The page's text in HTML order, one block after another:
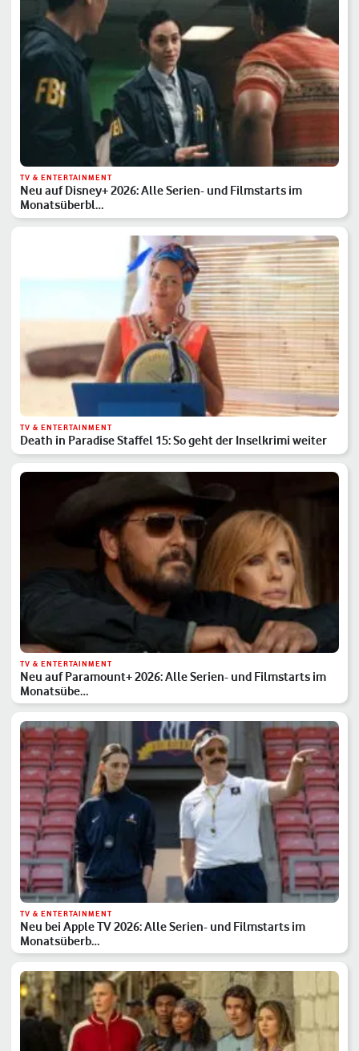
TV & ENTERTAINMENT
Neu auf Disney+ 2026: Alle Serien- und Filmstarts im
Monatsüberbl…
TV & ENTERTAINMENT
Death in Paradise Staffel 15: So geht der Inselkrimi weiter
TV & ENTERTAINMENT
Neu auf Paramount+ 2026: Alle Serien- und Filmstarts im
Monatsübe…
TV & ENTERTAINMENT
Neu bei Apple TV 2026: Alle Serien- und Filmstarts im
Monatsüberb…